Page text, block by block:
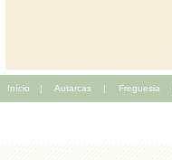
Início | Autarcas | Freguesia